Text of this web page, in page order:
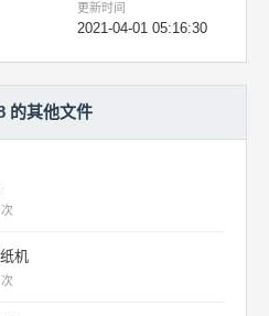
更新时间
2021-04-01 05:16:30
的其他文件
机